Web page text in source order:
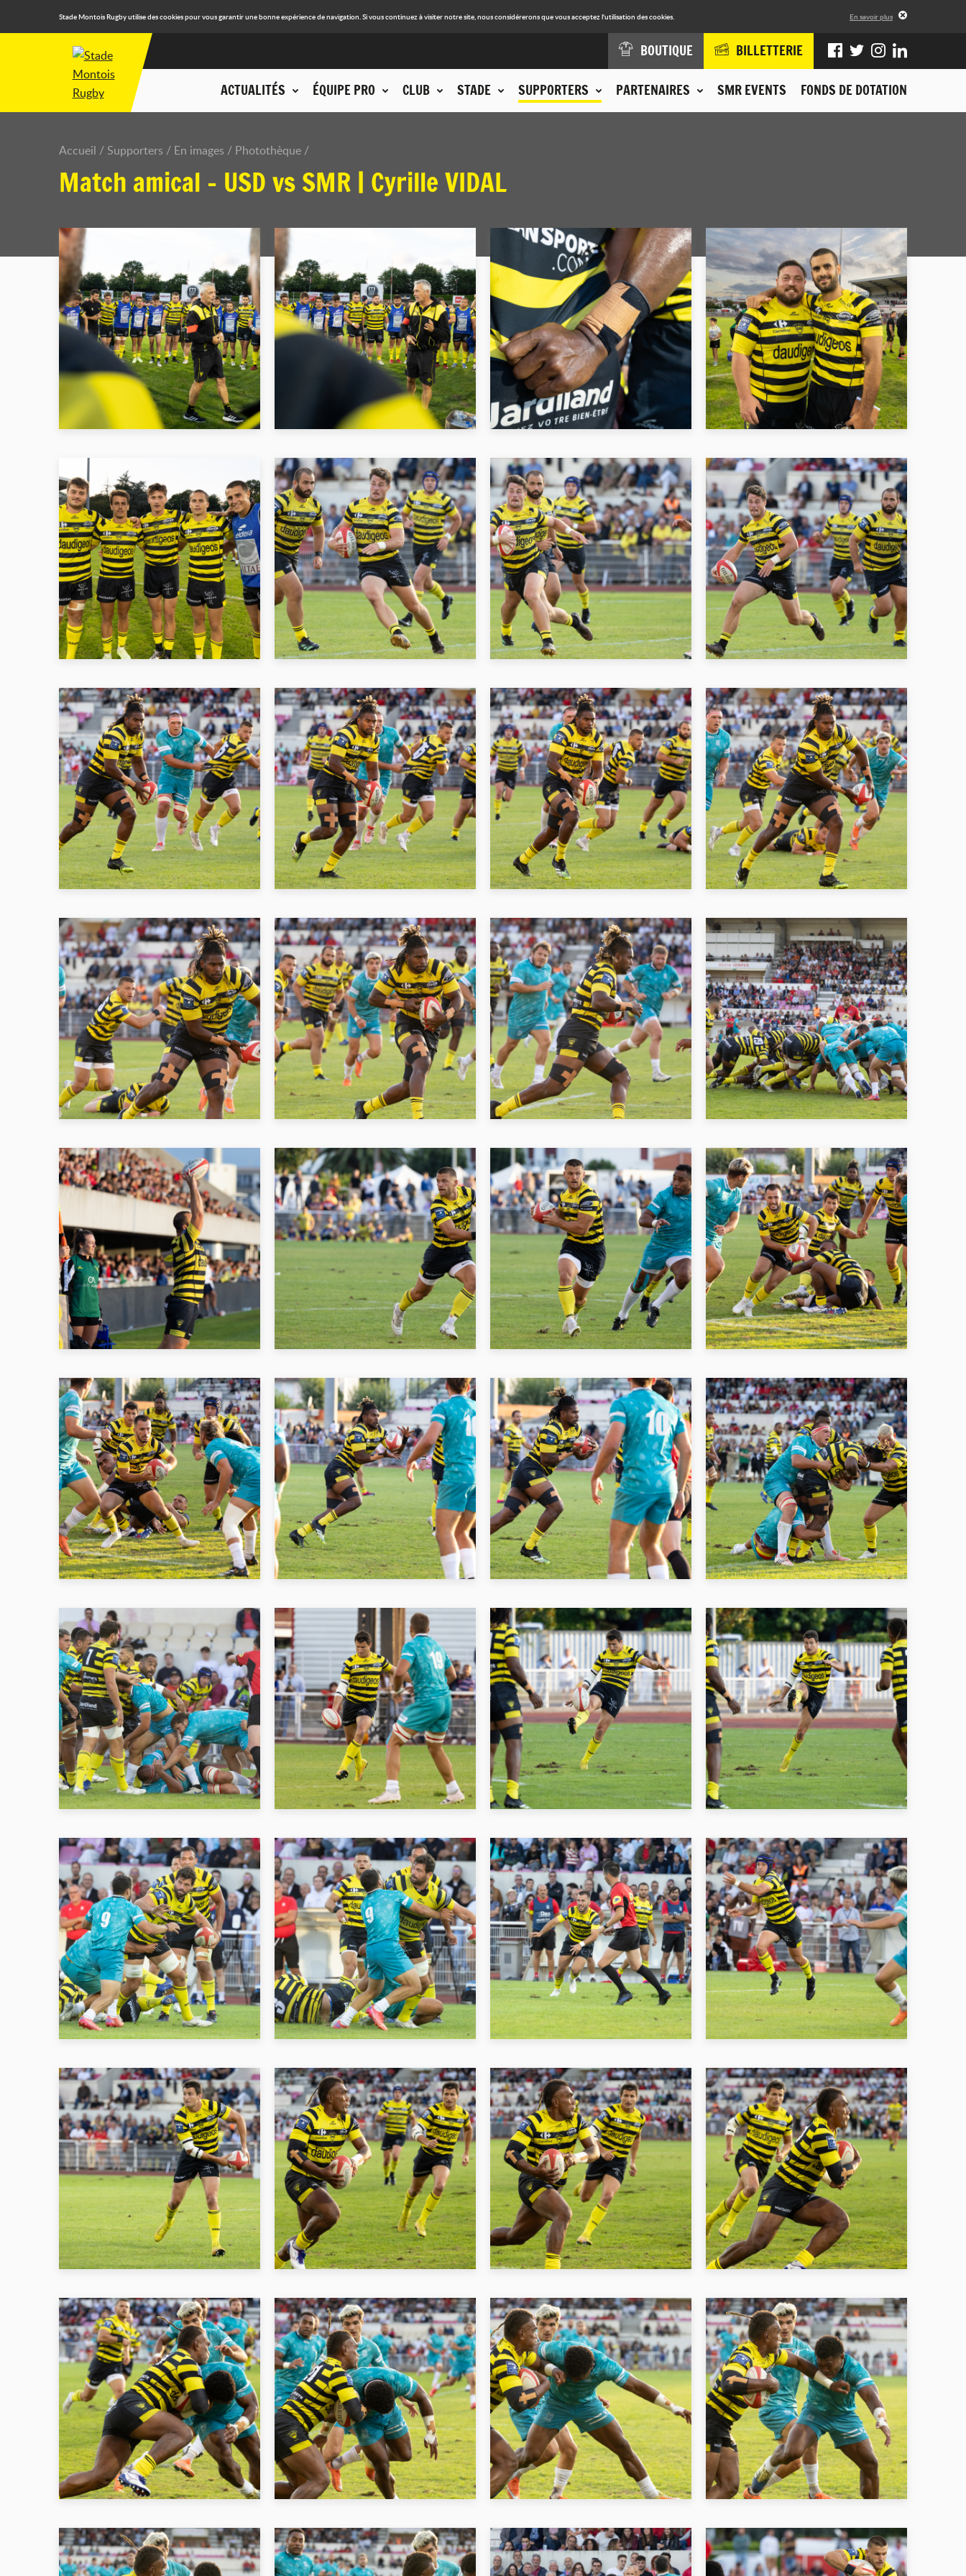
Stade Montois Rugby utilise des cookies pour vous garantir une bonne expérience de navigation. Si vous continuez à visiter notre site, nous considérerons que vous acceptez l'utilisation des cookies. En savoir plus
ACTUALITÉS ÉQUIPE PRO CLUB STADE SUPPORTERS PARTENAIRES SMR EVENTS FONDS DE DOTATION
BOUTIQUE BILLETTERIE
Accueil Supporters En images Photothèque
Match amical - USD vs SMR | Cyrille VIDAL